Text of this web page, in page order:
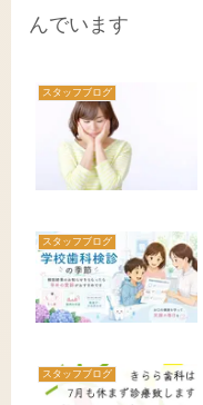
んでいます
スタッフブログ
スタッフブログ
スタッフブログ